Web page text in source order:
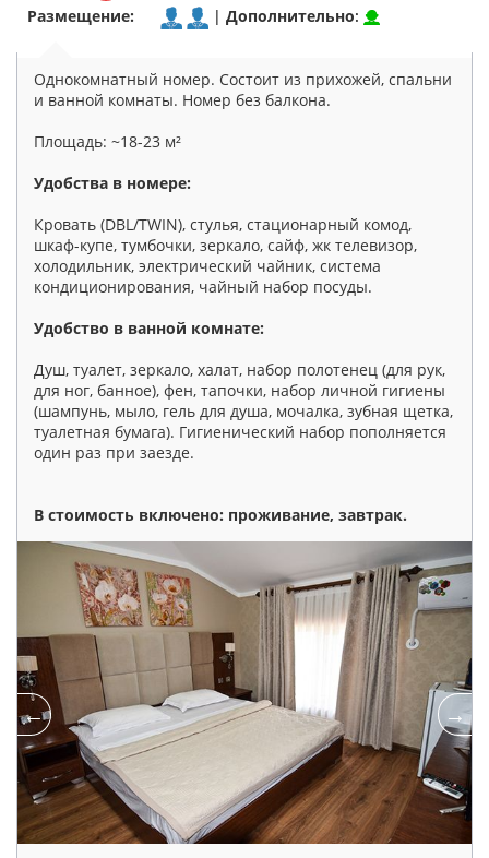
Размещение: | Дополнительно:
Однокомнатный номер. Состоит из прихожей, спальни
и ванной комнаты. Номер без балкона.
Площадь: ~18-23 м²
Удобства в номере:
Кровать (DBL/TWIN), стулья, стационарный комод,
шкаф-купе, тумбочки, зеркало, сайф, жк телевизор,
холодильник, электрический чайник, система
кондиционирования, чайный набор посуды.
Удобство в ванной комнате:
Душ, туалет, зеркало, халат, набор полотенец (для рук,
для ног, банное), фен, тапочки, набор личной гигиены
(шампунь, мыло, гель для душа, мочалка, зубная щетка,
туалетная бумага). Гигиенический набор пополняется
один раз при заезде.
В стоимость включено: проживание, завтрак.